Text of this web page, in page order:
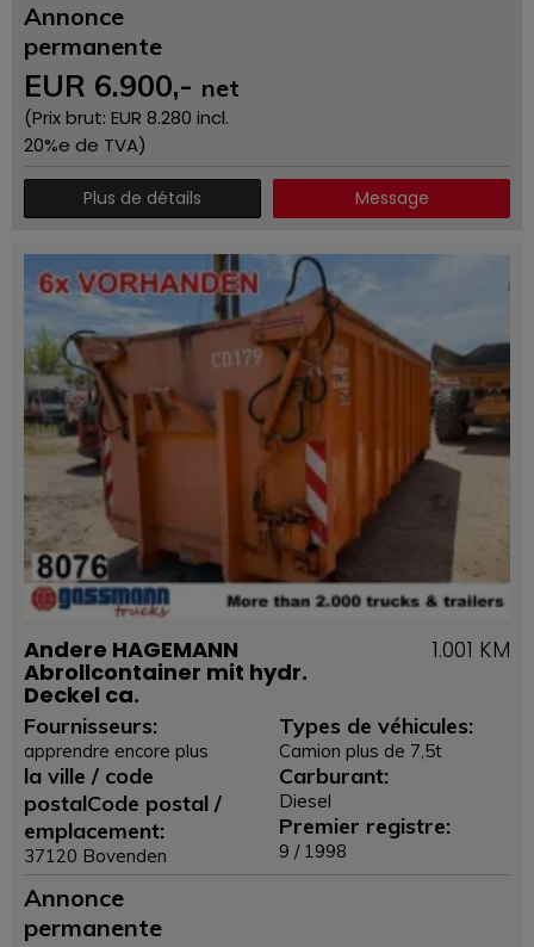
Annonce
permanente
EUR 6.900,- net
(Prix ​​brut: EUR 8.280 incl.
20%e de TVA)
Plus de détails Message
Andere HAGEMANN
Abrollcontainer mit hydr.
Deckel ca.
1.001 KM
Fournisseurs:
apprendre encore plus
la ville / code
postalCode postal /
emplacement:
37120 Bovenden
Types de véhicules:
Camion plus de 7,5t
Carburant:
Diesel
Premier registre:
9 / 1998
Annonce
permanente